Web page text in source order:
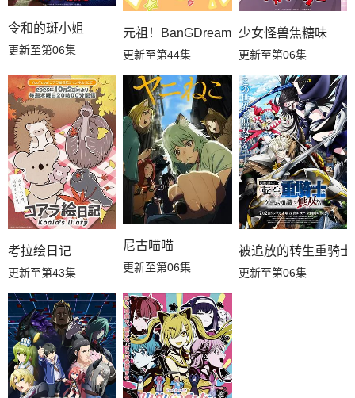
令和的斑小姐
更新至第06集
元祖！BanGDream酱
更新至第44集
少女怪兽焦糖味
更新至第06集
考拉绘日记
更新至第43集
尼古喵喵
更新至第06集
被追放的转生重骑
更新至第06集